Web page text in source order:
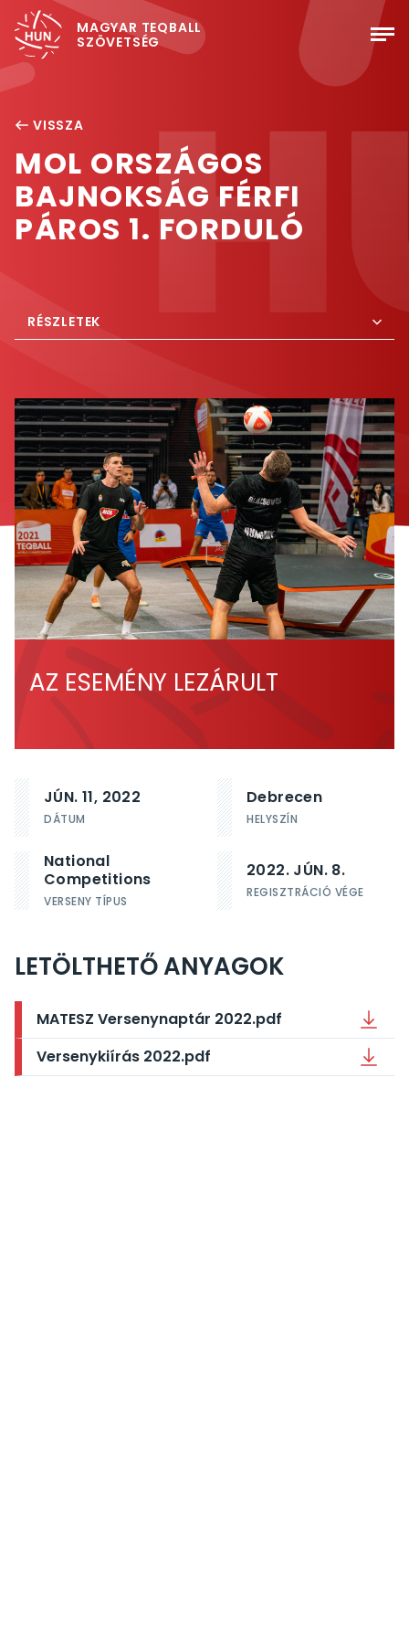
MAGYAR TEQBALL
SZÖVETSÉG
VISSZA
MOL ORSZÁGOS
BAJNOKSÁG FÉRFI
PÁROS 1. FORDULÓ
RÉSZLETEK
AZ ESEMÉNY LEZÁRULT
JÚN. 11, 2022
DÁTUM
Debrecen
HELYSZÍN
National
Competitions
VERSENY TÍPUS
2022. JÚN. 8.
REGISZTRÁCIÓ VÉGE
LETÖLTHETŐ ANYAGOK
MATESZ Versenynaptár 2022.pdf
Versenykiírás 2022.pdf